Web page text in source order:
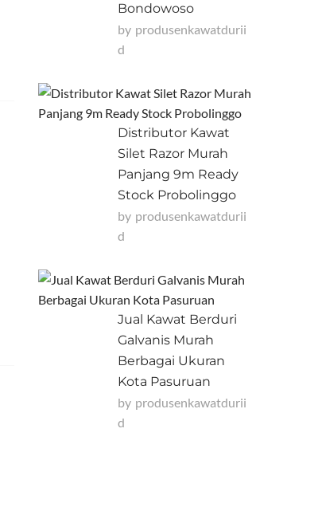
Bondowoso
by Produsenkawatdurii
D
Distributor Kawat
Silet Razor Murah
Panjang 9m Ready
Stock Probolinggo
by Produsenkawatdurii
D
Jual Kawat Berduri
Galvanis Murah
Berbagai Ukuran
Kota Pasuruan
by Produsenkawatdurii
D